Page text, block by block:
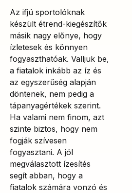
Az ifjú sportolóknak
készült étrend-kiegészítők
másik nagy előnye, hogy
ízletesek és könnyen
fogyaszthatóak. Valljuk be,
a fiatalok inkább az íz és
az egyszerűség alapján
döntenek, nem pedig a
tápanyagértékek szerint.
Ha valami nem finom, azt
szinte biztos, hogy nem
fogják szívesen
fogyasztani. A jól
megválasztott ízesítés
segít abban, hogy a
fiatalok számára vonzó és